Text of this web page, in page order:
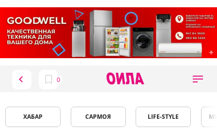
ХАБАР САРМОЯ LIFE-STYLE